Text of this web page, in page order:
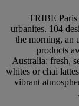
TRIBE Paris
urbanites. 104
the morning, an
products
Australia: fresh,
whites or chai
vibrant